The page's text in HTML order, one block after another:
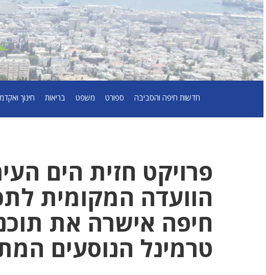
חדשות חיפה והסביבה ספורט משפט בריאות חינוך
פרויקט חזית הים
הוועדה המקומית
חיפה אישרה את
טרמינל הנוסעים